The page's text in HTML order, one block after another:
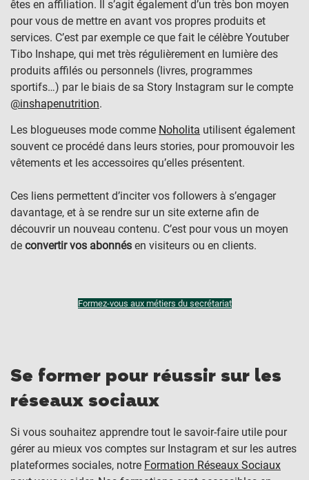
êtes en affiliation. Il s’agit également d’un très bon moyen
pour vous de mettre en avant vos propres produits et
services. C’est par exemple ce que fait le célèbre Youtuber
Tibo Inshape, qui met très régulièrement en lumière des
produits affilés ou personnels (livres, programmes
sportifs…) par le biais de sa Story Instagram sur le compte
@inshapenutrition.
Les blogueuses mode comme Noholita utilisent également
souvent ce procédé dans leurs stories, pour promouvoir les
vêtements et les accessoires qu’elles présentent.
Ces liens permettent d’inciter vos followers à s’engager
davantage, et à se rendre sur un site externe afin de
découvrir un nouveau contenu. C’est pour vous un moyen
de convertir vos abonnés en visiteurs ou en clients.
Formez-vous aux métiers du secrétariat
Se former pour réussir sur les
réseaux sociaux
Si vous souhaitez apprendre tout le savoir-faire utile pour
gérer au mieux vos comptes sur Instagram et sur les autres
plateformes sociales, notre Formation Réseaux Sociaux